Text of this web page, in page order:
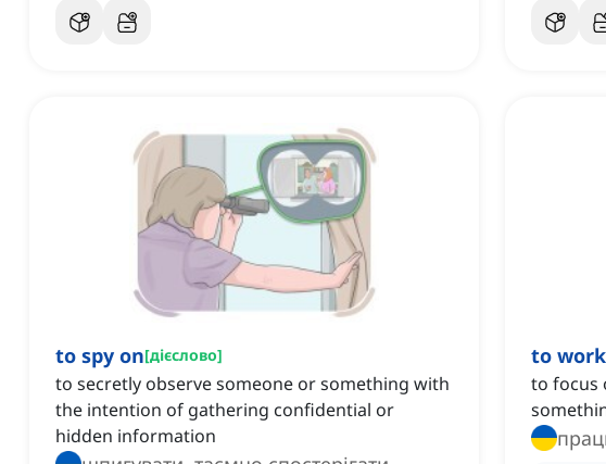
to spy on[дієслово]
to secretly observe someone or something with
the intention of gathering confidential or
hidden information
to
to focus